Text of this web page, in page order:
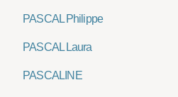
PASCAL Philippe
PASCAL Laura
PASCALINE